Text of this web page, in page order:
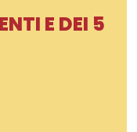
E DEI 5